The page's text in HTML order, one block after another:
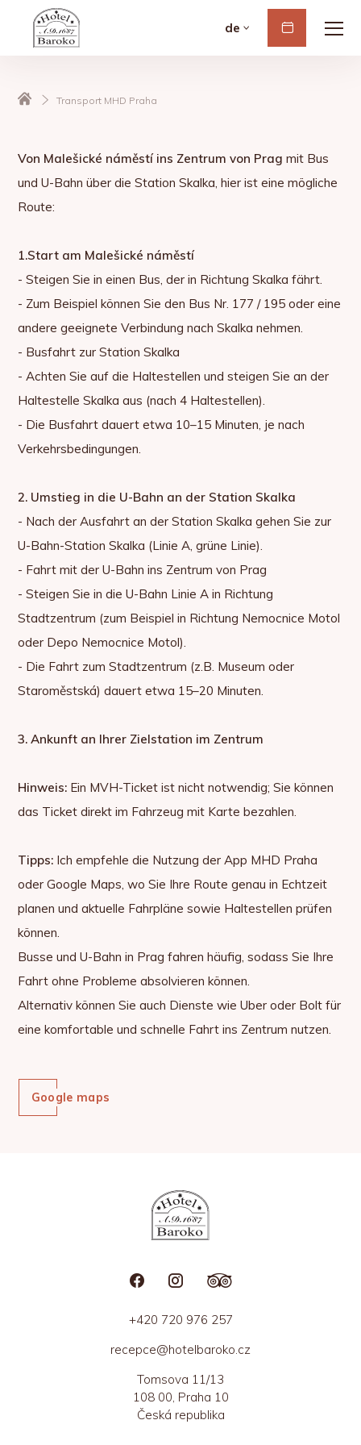
de Buchen
Transport MHD Praha
Von Malešické náměstí ins Zentrum von Prag mit Bus
und U-Bahn über die Station Skalka, hier ist eine mögliche
Route:
1.Start am Malešické náměstí
- Steigen Sie in einen Bus, der in Richtung Skalka fährt.
- Zum Beispiel können Sie den Bus Nr. 177 / 195 oder eine
andere geeignete Verbindung nach Skalka nehmen.
- Busfahrt zur Station Skalka
- Achten Sie auf die Haltestellen und steigen Sie an der
Haltestelle Skalka aus (nach 4 Haltestellen).
- Die Busfahrt dauert etwa 10–15 Minuten, je nach
Verkehrsbedingungen.
2. Umstieg in die U-Bahn an der Station Skalka
- Nach der Ausfahrt an der Station Skalka gehen Sie zur
U-Bahn-Station Skalka (Linie A, grüne Linie).
- Fahrt mit der U-Bahn ins Zentrum von Prag
- Steigen Sie in die U-Bahn Linie A in Richtung
Stadtzentrum (zum Beispiel in Richtung Nemocnice Motol
oder Depo Nemocnice Motol).
- Die Fahrt zum Stadtzentrum (z.B. Museum oder
Staroměstská) dauert etwa 15–20 Minuten.
3. Ankunft an Ihrer Zielstation im Zentrum
Hinweis: Ein MVH-Ticket ist nicht notwendig; Sie können
das Ticket direkt im Fahrzeug mit Karte bezahlen.
Tipps: Ich empfehle die Nutzung der App MHD Praha
oder Google Maps, wo Sie Ihre Route genau in Echtzeit
planen und aktuelle Fahrpläne sowie Haltestellen prüfen
können.
Busse und U-Bahn in Prag fahren häufig, sodass Sie Ihre
Fahrt ohne Probleme absolvieren können.
Alternativ können Sie auch Dienste wie Uber oder Bolt für
eine komfortable und schnelle Fahrt ins Zentrum nutzen.
Google maps
+420 720 976 257
recepce@hotelbaroko.cz
Tomsova 11/13
108 00, Praha 10
Česká republika